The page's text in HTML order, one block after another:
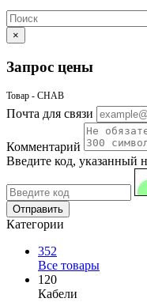
×
Запрос цены
Товар - CHAB
Почта для связи
Комментарий
Введите код, указанный
Отправить
Категории
352
Все товары
120
Кабели